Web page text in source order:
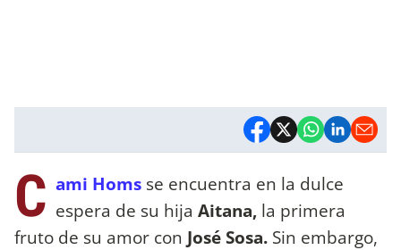
C ami Homs se encuentra en la dulce
espera de su hija Aitana, la primera
fruto de su amor con José Sosa. Sin embargo,